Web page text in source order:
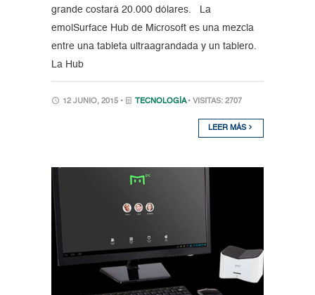
grande costará 20.000 dólares. La
emolSurface Hub de Microsoft es una mezcla
entre una tableta ultraagrandada y un tablero.
La Hub
12 JUNIO, 2015 • TECNOLOGÍA • VISITAS: 2707
LEER MÁS